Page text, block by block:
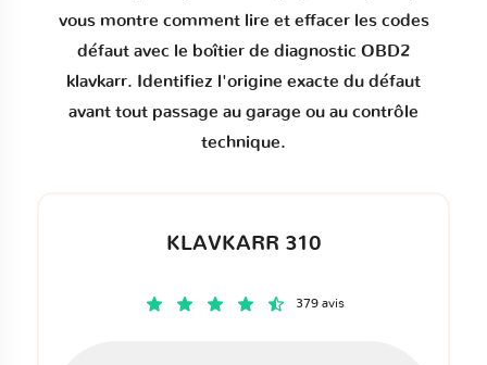
vous montre comment lire et effacer les codes
défautavec le boîtier de diagnostic OBD2
klavkarr. Identifiez l'origine exacte du défaut
avant tout passage au garage ou au contrôle
technique.
KLAVKARR 310
379 avis